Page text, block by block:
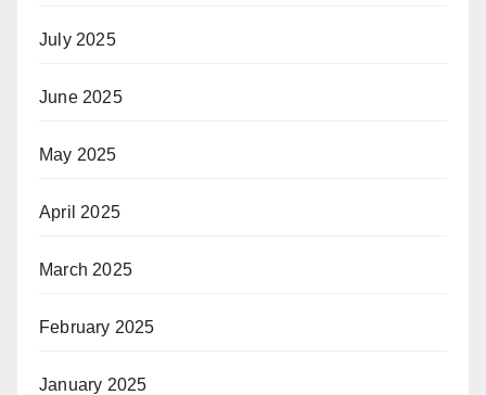
July 2025
June 2025
May 2025
April 2025
March 2025
February 2025
January 2025